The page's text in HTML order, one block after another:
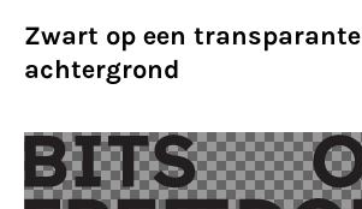
Zwart op een transparante
achtergrond